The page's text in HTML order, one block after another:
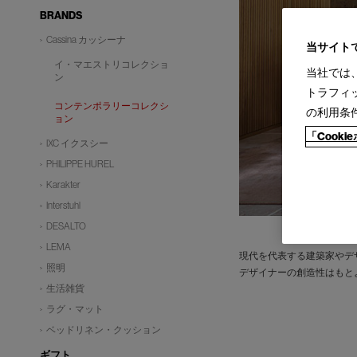
現代を代表する建築家や
デザイナーの創造性はも
BRANDS
Cassina カッシーナ
イ・マエストリコレクショ
ン
コンテンポラリーコレクシ
ョン
IXC イクスシー
PHILIPPE HUREL
Karakter
Interstuhl
DESALTO
LEMA
照明
生活雑貨
ラグ・マット
ベッドリネン・クッション
当サイト
当社では
トラフ
の利用条
「